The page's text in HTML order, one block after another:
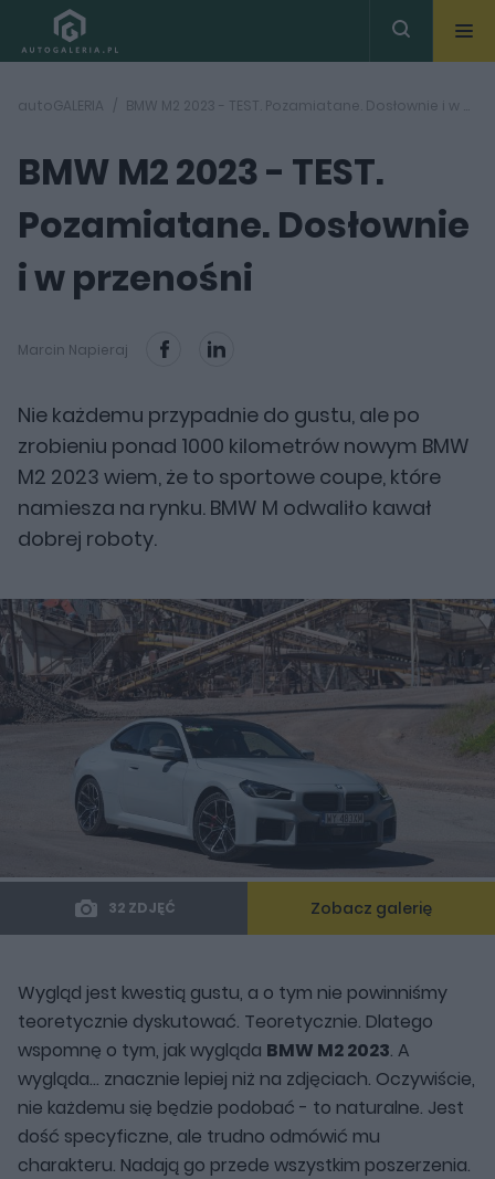
autoGALERIA BMW M2 2023 - TEST. Pozamiatane. Dosłownie i w przenośni
BMW M2 2023 - TEST.
Pozamiatane. Dosłownie
i w przenośni
Marcin Napieraj
Nie każdemu przypadnie do gustu, ale po
zrobieniu ponad 1000 kilometrów nowym BMW
M2 2023 wiem, że to sportowe coupe, które
namiesza na rynku. BMW M odwaliło kawał
dobrej roboty.
32 ZDJĘĆ Zobacz galerię
Wygląd jest kwestią gustu, a o tym nie powinniśmy
teoretycznie dyskutować. Teoretycznie. Dlatego
wspomnę o tym, jak wygląda BMW M2 2023. A
wygląda... znacznie lepiej niż na zdjęciach. Oczywiście,
nie każdemu się będzie podobać - to naturalne. Jest
dość specyficzne, ale trudno odmówić mu
charakteru. Nadają go przede wszystkim poszerzenia.